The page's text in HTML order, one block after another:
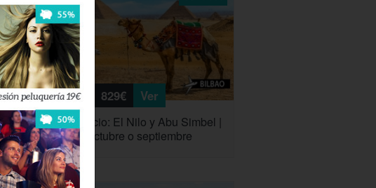
829€ Ver
Sueño Egipcio: El Nilo y Abu Simbel |
Puente de octubre o septiembre